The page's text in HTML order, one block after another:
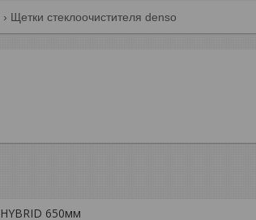
Щетки стеклоочистителя denso
650мм